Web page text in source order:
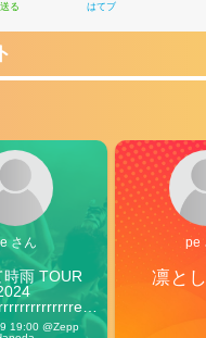
送る はてブ
さん
時雨 TOUR
19:00 @Zepp
pe
凛と